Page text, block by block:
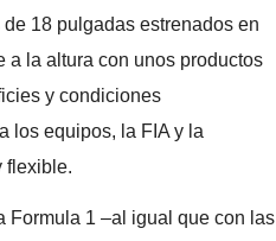
18 pulgadas estrenados en
a la altura con unos productos
y condiciones
los equipos, la FIA y la
flexible.
Formula 1 –al igual que con las